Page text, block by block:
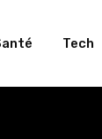
Tech